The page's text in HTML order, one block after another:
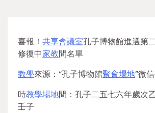
喜報！ 共享會議室孔子博物館進選第
修復中家教間名單
教學來源：“孔子博物館聚會場地”微
時教學場地間：孔子二五七六年歲次
壬子